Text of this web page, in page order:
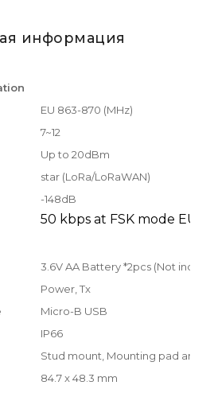
информация
EU 863-870 (MHz)
7~12
Up to 20dBm
star (LoRa/LoRaWAN)
-148dB
50 kbps at FSK mode
3.6V AA Battery *2pcs (Not
Power, Tx
Micro-B USB
IP66
Stud mount, Mounting pad and
84.7 x 48.3 mm